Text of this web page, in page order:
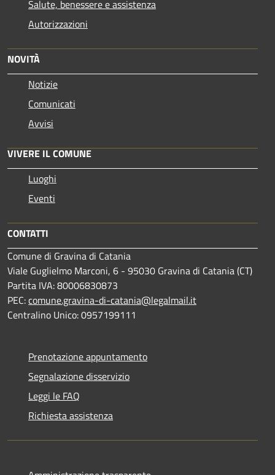
Salute, benessere e assistenza
Autorizzazioni
NOVITÀ
Notizie
Comunicati
Avvisi
VIVERE IL COMUNE
Luoghi
Eventi
CONTATTI
Comune di Gravina di Catania
Viale Guglielmo Marconi, 6 - 95030 Gravina di Catania (CT)
Partita IVA: 80006830873
PEC:comune.gravina-di-catania@legalmail.it
Centralino Unico: 0957199111
Prenotazione appuntamento
Segnalazione disservizio
Leggi le FAQ
Richiesta assistenza